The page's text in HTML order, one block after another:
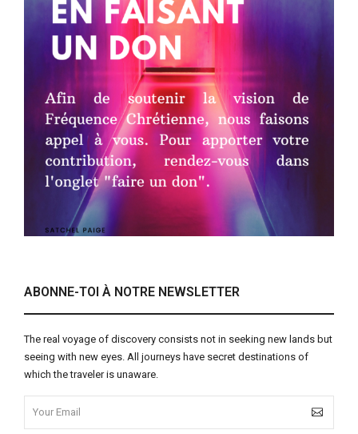
ABONNE-TOI À NOTRE NEWSLETTER
The real voyage of discovery consists not in seeking new lands but
seeing with new eyes. All journeys have secret destinations of
which the traveler is unaware.